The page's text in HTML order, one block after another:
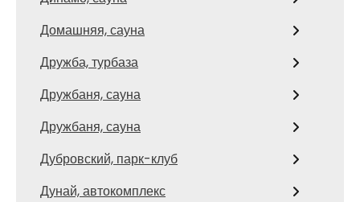
Домашняя, сауна
Дружба, турбаза
Дружбаня, сауна
Дружбаня, сауна
Дубровский, парк-клуб
Дунай, автокомплекс